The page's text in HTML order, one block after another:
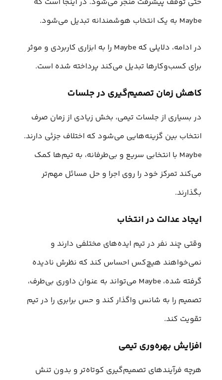
Maybe به یک انتخاب هوشمندانه تبدیل می‌شود.
در ادامه، دلایلی که Maybe را به ابزاری کاربردی و موثر
برای کسب‌وکارها تبدیل می‌کند پرداخته شده است.
کاهش زمان تصمیم‌گیری در جلسات
در بسیاری از جلسات تیمی، بخش زیادی از زمان صرف
انتخاب بین گزینه‌هایی می‌شود که اختلاف جزئی دارند.
Maybe با انتخابی سریع و بی‌طرفانه، به تیم‌ها کمک
می‌کند تمرکز خود را روی اجرا و حل مسائل مهم‌تر
بگذارند.
ایجاد عدالت در انتخاب
وقتی چند نفر در تیم ایده‌های مختلفی دارند و
نمی‌خواهند هیچ‌کس احساس کند که نظرش نادیده
گرفته شده، Maybe می‌تواند به عنوان داوری بی‌طرف،
تصمیم را به شانس واگذار کند و حس برابری را در تیم
تقویت کند.
افزایش بهره‌وری تیمی
هرچه فرآیندهای تصمیم‌گیری کوتاه‌تر و بدون تنش